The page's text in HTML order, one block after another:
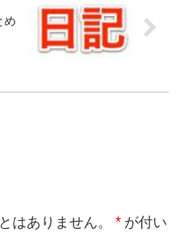
め
はありません。 * が付い